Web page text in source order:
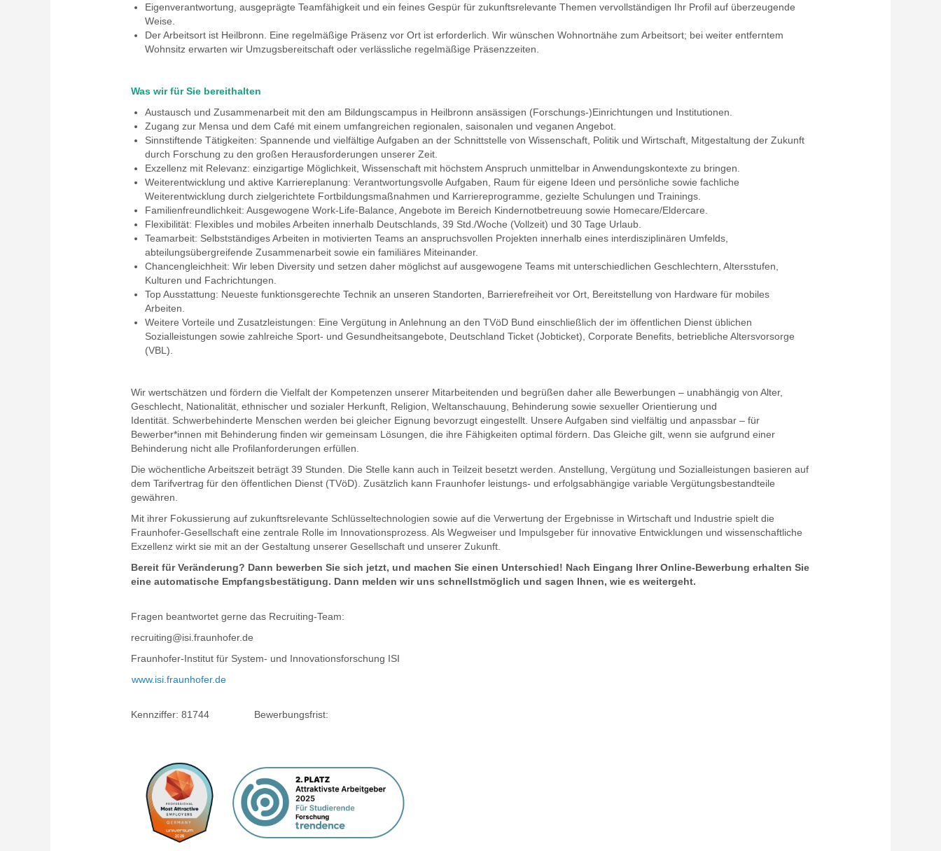
Eigenverantwortung, ausgeprägte Teamfähigkeit und ein feines Gespür für zukunftsrelevante Themen vervoll­ständigen Ihr Profil auf überzeugende
Weise.
Der Arbeitsort ist Heilbronn. Eine regelmäßige Präsenz vor Ort ist erforderlich. Wir wünschen Wohnortnähe zum Arbeitsort; bei weiter entferntem
Wohnsitz erwarten wir Umzugsbereitschaft oder verlässliche regelmäßige Präsenzzeiten.
Was wir für Sie bereithalten
Austausch und Zusammenarbeit mit den am Bildungscampus in Heilbronn ansässigen (Forschungs-)Ein­richtungen und Institutionen.
Zugang zur Mensa und dem Café mit einem umfangreichen regionalen, saisonalen und veganen Angebot.
Sinnstiftende Tätigkeiten: Spannende und vielfältige Aufgaben an der Schnittstelle von Wissenschaft, Politik und Wirtschaft, Mitgestaltung der Zukunft
durch Forschung zu den großen Herausforderungen unserer Zeit.
Exzellenz mit Relevanz: einzigartige Möglichkeit, Wissenschaft mit höchstem Anspruch unmittelbar in An­wendungskontexte zu bringen.
Weiterentwicklung und aktive Karriereplanung: Verantwortungsvolle Aufgaben, Raum für eigene Ideen und persönliche sowie fachliche
Weiterentwicklung durch zielgerichtete Fortbildungsmaßnahmen und Karriere­programme, gezielte Schulungen und Trainings.
Familienfreundlichkeit: Ausgewogene Work-Life-Balance, Angebote im Bereich Kindernotbetreuung sowie Homecare/Eldercare.
Flexibilität: Flexibles und mobiles Arbeiten innerhalb Deutschlands, 39 Std./Woche (Vollzeit) und 30 Tage Urlaub.
Teamarbeit: Selbstständiges Arbeiten in motivierten Teams an anspruchsvollen Projekten innerhalb eines interdisziplinären Umfelds,
abteilungsübergreifende Zusammenarbeit sowie ein familiäres Miteinander.
Chancengleichheit: Wir leben Diversity und setzen daher möglichst auf ausgewogene Teams mit unter­schiedlichen Geschlechtern, Altersstufen,
Kulturen und Fachrichtungen.
Top Ausstattung: Neueste funktionsgerechte Technik an unseren Standorten, Barrierefreiheit vor Ort, Bereit­stellung von Hardware für mobiles
Arbeiten.
Weitere Vorteile und Zusatzleistungen: Eine Vergütung in Anlehnung an den TVöD Bund einschließlich der im öffentlichen Dienst üblichen
Sozialleistungen sowie zahlreiche Sport- und Gesundheitsangebote, Deutschland Ticket (Jobticket), Corporate Benefits, betriebliche Altersvorsorge
(VBL).
Wir wertschätzen und fördern die Vielfalt der Kompetenzen unserer Mitarbeitenden und begrüßen daher alle Bewerbungen – unabhängig von Alter,
Geschlecht, Nationalität, ethnischer und sozialer Herkunft, Religion, Weltanschauung, Behinderung sowie sexueller Orientierung und
Identität. Schwerbehinderte Menschen werden bei gleicher Eignung bevorzugt eingestellt. Unsere Aufgaben sind vielfältig und anpassbar – für
Bewerber*innen mit Behinderung finden wir gemeinsam Lösungen, die ihre Fähigkeiten optimal fördern. Das Gleiche gilt, wenn sie aufgrund einer
Behinderung nicht alle Profilanforderungen erfüllen.
Die wöchentliche Arbeitszeit beträgt 39 Stunden. Die Stelle kann auch in Teilzeit besetzt werden. Anstellung, Vergütung und Sozialleistungen basieren auf
dem Tarifvertrag für den öffentlichen Dienst (TVöD). Zusätzlich kann Fraunhofer leistungs- und erfolgsabhängige variable Vergütungsbestandteile
gewähren.
Mit ihrer Fokussierung auf zukunftsrelevante Schlüsseltechnologien sowie auf die Verwertung der Ergebnisse in Wirtschaft und Industrie spielt die
Fraunhofer-Gesellschaft eine zentrale Rolle im Innovationsprozess. Als Wegweiser und Impulsgeber für innovative Entwicklungen und wissenschaftliche
Exzellenz wirkt sie mit an der Gestaltung unserer Gesellschaft und unserer Zukunft.
Bereit für Veränderung? Dann bewerben Sie sich jetzt, und machen Sie einen Unterschied! Nach Eingang Ihrer Online-Bewerbung erhalten Sie
eine automatische Empfangsbestätigung. Dann melden wir uns schnellstmöglich und sagen Ihnen, wie es weitergeht.
Fragen beantwortet gerne das Recruiting-Team:
recruiting@isi.fraunhofer.de
Fraunhofer-Institut für System- und Innovationsforschung ISI
www.isi.fraunhofer.de
Kennziffer: 81744 Bewerbungsfrist: